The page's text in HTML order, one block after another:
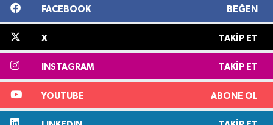
FACEBOOK BEĞEN
X TAKIP ET
INSTAGRAM TAKIP ET
YOUTUBE ABONE OL